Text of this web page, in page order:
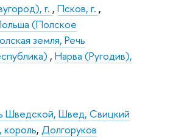
г. , Псков, г. ,
(Полское
земля, Речь
, Нарва (Ругодив),
Шведской, Швед, Свицкий
король, Долгоруков